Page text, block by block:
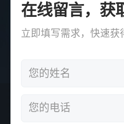
在线留言，获
立即填写需求，快速